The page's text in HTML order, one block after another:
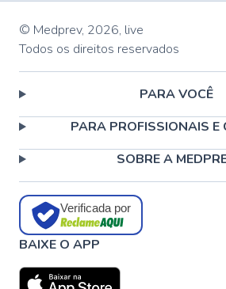
© Medprev, 2026, live
Todos os direitos reservados
PARA VOCÊ
PARA PROFISSIONAIS E
SOBRE A
Verificada por
BAIXE O APP